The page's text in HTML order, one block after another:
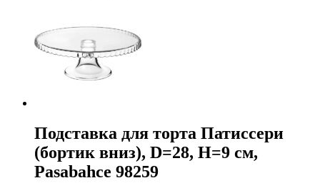
Подставка для торта Патиссери
(бортик вниз), D=28, H=9 см,
Pasabahce 98259